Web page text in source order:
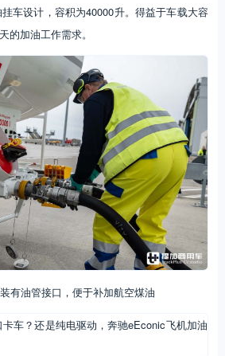
车设计，容积为40000升。得益于车载大容
的加油工作需求。
有油管接口，便于补加航空煤油